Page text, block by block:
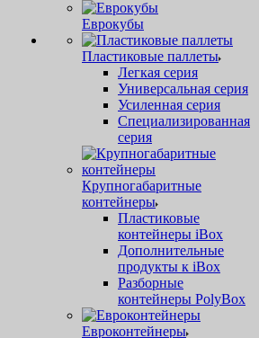
Еврокубы
Пластиковые паллеты
Легкая серия
Универсальная серия
Усиленная серия
Специализированная
серия
Крупногабаритные
контейнеры
Пластиковые
контейнеры iBox
Дополнительные
продукты к iBox
Разборные
контейнеры PolyBox
Евроконтейнеры